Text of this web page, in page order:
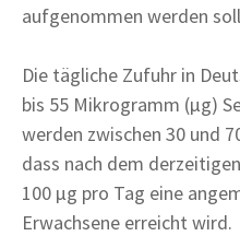
aufgenommen werden
Die tägliche Zufuhr in
bis 55 Mikrogramm (µg)
werden zwischen 30 und
dass nach dem
100 µg pro Tag eine
Erwachsene erreicht wird.